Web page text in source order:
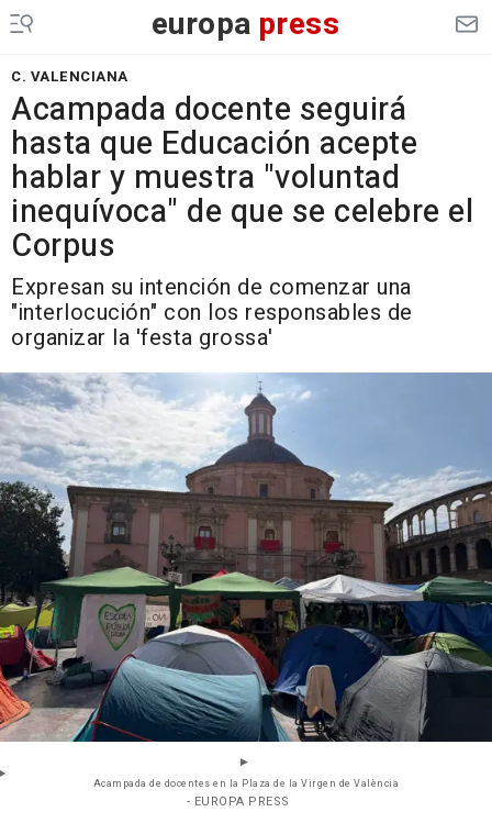
europa press
C. VALENCIANA
Acampada docente seguirá
hasta que Educación acepte
hablar y muestra "voluntad
inequívoca" de que se celebre el
Corpus
Expresan su intención de comenzar una
"interlocución" con los responsables de
organizar la 'festa grossa'
Acampada de docentes en la Plaza de la Virgen de València
- EUROPA PRESS